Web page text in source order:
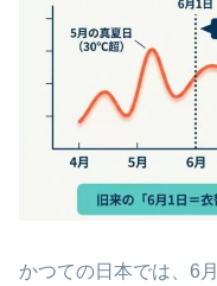
かつての日本では、6